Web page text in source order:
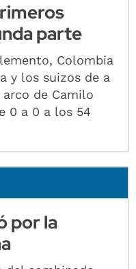
parte
Colombia
y los suizos de a
de Camilo
0 a 0 a los 54
por la